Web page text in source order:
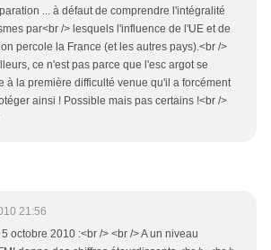
... à défaut de comprendre l'intégralité
par<br /> lesquels l'influence de l'UE et de
percole la France (et les autres pays).<br />
ce n'est pas parce que l'esc argot se
à la première difficulté venue qu'il a forcément
ainsi ! Possible mais pas certains !<br />
21:56
octobre 2010 :<br /> <br /> A un niveau